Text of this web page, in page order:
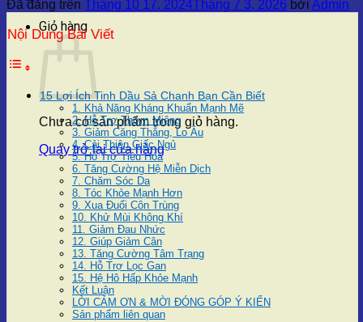
Giỏ hàng
Chưa có sản phẩm trong giỏ hàng.
Quay trở lại cửa hàng
Đã đăng trên Tháng 10 17, 2024Tháng 7 3, 2026 bởi Admin
Nội Dung Bài Viết
15 Lợi Ích Tinh Dầu Sả Chanh Bạn Cần Biết
1. Khả Năng Kháng Khuẩn Mạnh Mẽ
2. Hỗ Trợ Thơm Miệng
3. Giảm Căng Thẳng, Lo Âu
4. Cải Thiện Giấc Ngủ
5. Hỗ Trợ Tiêu Hóa
6. Tăng Cường Hệ Miễn Dịch
7. Chăm Sóc Da
8. Tóc Khỏe Mạnh Hơn
9. Xua Đuổi Côn Trùng
10. Khử Mùi Không Khí
11. Giảm Đau Nhức
12. Giúp Giảm Cân
13. Tăng Cường Tâm Trạng
14. Hỗ Trợ Lọc Gan
15. Hệ Hô Hấp Khỏe Mạnh
Kết Luận
LỜI CẢM ƠN & MỜI ĐÓNG GÓP Ý KIẾN
Sản phẩm liên quan